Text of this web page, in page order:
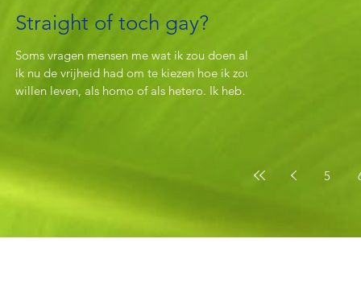
Straight of toch gay?
Soms vragen mensen me wat ik zou doen als
ik nu de vrijheid had om te kiezen hoe ik zou
willen leven, als homo of als hetero. Ik heb
5